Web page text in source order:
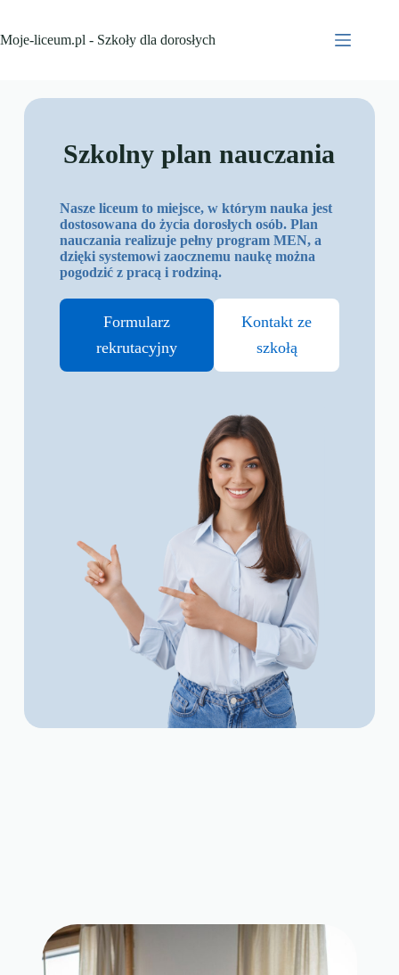
Moje-liceum.pl - Szkoły dla dorosłych
Szkolny plan nauczania
Nasze liceum to miejsce, w którym nauka jest
dostosowana do życia dorosłych osób. Plan
nauczania realizuje pełny program MEN, a
dzięki systemowi zaocznemu naukę można
pogodzić z pracą i rodziną.
Formularz
rekrutacyjny
Kontakt ze
szkołą